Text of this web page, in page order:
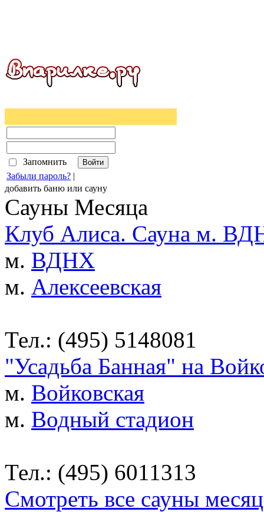
Запомнить
Забыли пароль? |
добавить баню или сауну
Сауны Месяца
Клуб Алиса. Сауна м.
м. ВДНХ
м. Алексеевская
Тел.: (495) 5148081
"Усадьба Банная" на
м. Войковская
м. Водный стадион
Тел.: (495) 6011313
Смотреть все сауны